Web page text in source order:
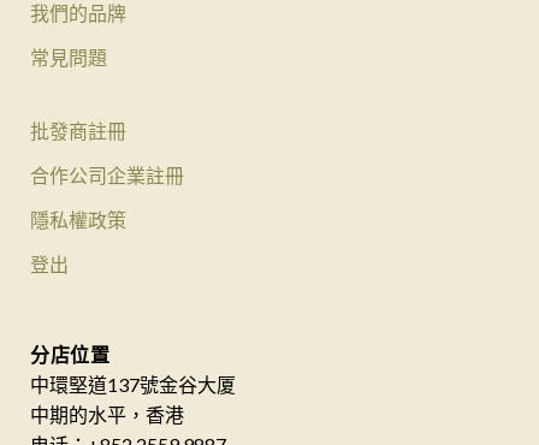
我們的品牌
常見問題
批發商註冊
合作公司企業註冊
隱私權政策
登出
分店位置
中環堅道137號金谷大厦
中期的水平，香港